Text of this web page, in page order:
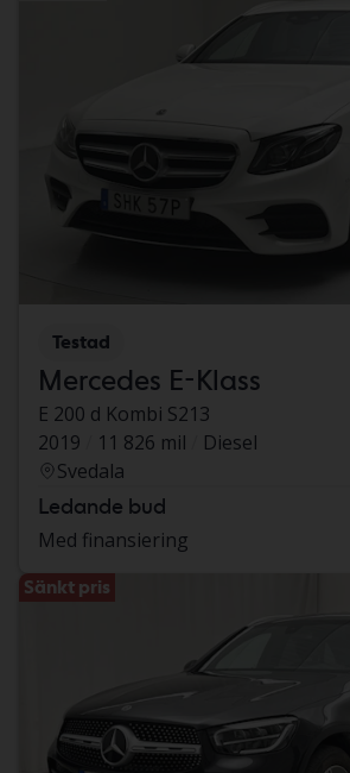
Testad
Mercedes E-Klass
E 200 d Kombi S213
2019
11 826 mil
Diesel
Svedala
Ledande bud
Med finansiering
Sänkt pris